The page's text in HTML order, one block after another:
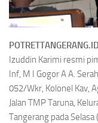
Izuddin Karimi resmi
Inf, M I Gogor A A.
052/Wkr, Kolonel Kav,
Jalan TMP Taruna,
Tangerang pada